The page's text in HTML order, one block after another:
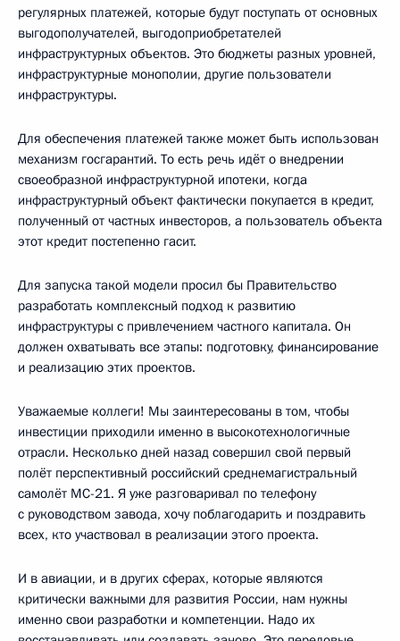
регулярных платежей, которые будут поступать от основных
выгодополучателей, выгодоприобретателей
инфраструктурных объектов. Это бюджеты разных уровней,
инфраструктурные монополии, другие пользователи
инфраструктуры.
Для обеспечения платежей также может быть использован
механизм госгарантий. То есть речь идёт о внедрении
своеобразной инфраструктурной ипотеки, когда
инфраструктурный объект фактически покупается в кредит,
полученный от частных инвесторов, а пользователь объекта
этот кредит постепенно гасит.
Для запуска такой модели просил бы Правительство
разработать комплексный подход к развитию
инфраструктуры с привлечением частного капитала. Он
должен охватывать все этапы: подготовку, финансирование
и реализацию этих проектов.
Уважаемые коллеги! Мы заинтересованы в том, чтобы
инвестиции приходили именно в высокотехнологичные
отрасли. Несколько дней назад совершил свой первый
полёт перспективный российский среднемагистральный
самолёт МС-21. Я уже разговаривал по телефону
с руководством завода, хочу поблагодарить и поздравить
всех, кто участвовал в реализации этого проекта.
И в авиации, и в других сферах, которые являются
критически важными для развития России, нам нужны
именно свои разработки и компетенции. Надо их